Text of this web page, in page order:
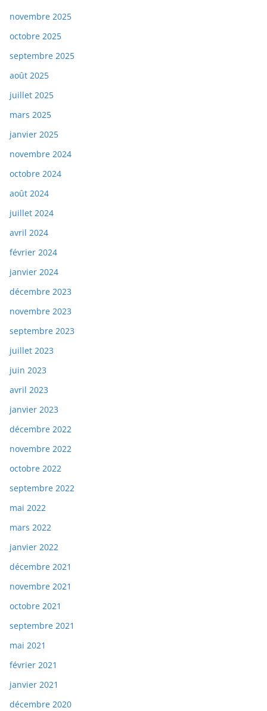
novembre 2025
octobre 2025
septembre 2025
août 2025
juillet 2025
mars 2025
janvier 2025
novembre 2024
octobre 2024
août 2024
juillet 2024
avril 2024
février 2024
janvier 2024
décembre 2023
novembre 2023
septembre 2023
juillet 2023
juin 2023
avril 2023
janvier 2023
décembre 2022
novembre 2022
octobre 2022
septembre 2022
mai 2022
mars 2022
janvier 2022
décembre 2021
novembre 2021
octobre 2021
septembre 2021
mai 2021
février 2021
janvier 2021
décembre 2020